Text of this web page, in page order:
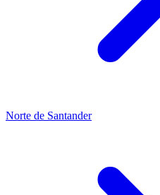
Norte de Santander